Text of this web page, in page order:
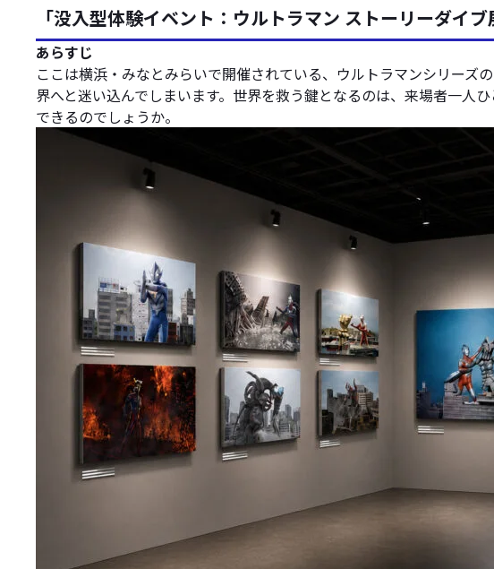
「没入型体験イベント：ウルトラマン ストーリーダイ
あらすじ
ここは横浜・みなとみらいで開催されている、ウルトラマンシリーズ
界へと迷い込んでしまいます。世界を救う鍵となるのは、来場者一人
できるのでしょうか。